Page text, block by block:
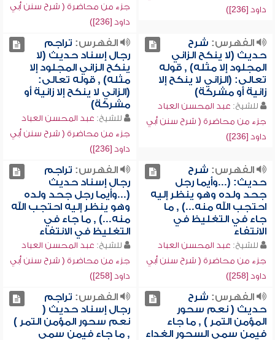
داود [236])
جزء من محاضرة ( شرح سنن أبي
داود [236])
الفهرس: شرح
حديث (لا ينكح الزاني
المجلود إلا مثله) , قوله
تعالى: (الزاني لا ينكح إلا
زانية أو مشركة)
للشيخ: عبد المحسن العباد
جزء من محاضرة ( شرح سنن أبي
داود [236])
الفهرس: تراجم
رجال إسناد حديث (لا
ينكح الزاني المجلود إلا
مثله) , قوله تعالى:
(الزاني لا ينكح إلا زانية أو
مشركة)
للشيخ: عبد المحسن العباد
جزء من محاضرة ( شرح سنن أبي
داود [236])
الفهرس: شرح
حديث: (...وأيما رجل
جحد ولده وهو ينظر إليه
احتجب الله منه...) , ما
جاء في التغليظ في
الانتفاء
للشيخ: عبد المحسن العباد
جزء من محاضرة ( شرح سنن أبي
داود [258])
الفهرس: تراجم
رجال إسناد حديث
(...وأيما رجل جحد ولده
وهو ينظر إليه احتجب الله
منه...) , ما جاء في
التغليظ في الانتفاء
للشيخ: عبد المحسن العباد
جزء من محاضرة ( شرح سنن أبي
داود [258])
الفهرس: شرح
حديث ( نعم سحور
المؤمن التمر ) , ما جاء
فيمن سمى السحور الغداء
الفهرس: تراجم
رجال إسناد حديث (
نعم سحور المؤمن التمر )
, ما جاء فيمن سمى